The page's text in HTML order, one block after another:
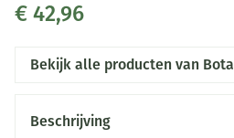
€ 42,96
Bekijk alle producten van Bota
Beschrijving